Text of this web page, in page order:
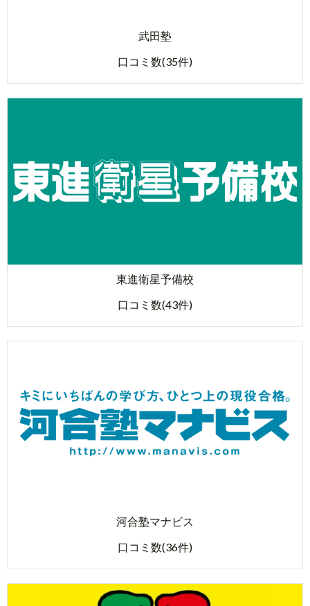
武田塾
口コミ数(35件)
東進衛星予備校
口コミ数(43件)
河合塾マナビス
口コミ数(36件)